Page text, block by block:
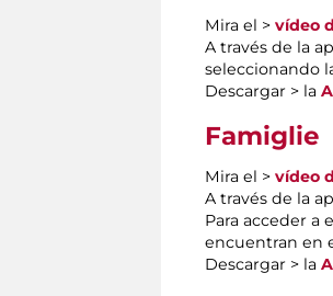
Mira el > vídeo
A través de la
seleccionando
Descargar > la
Famiglie
Mira el > vídeo
A través de la
Para acceder a
encuentran en
Descargar > la